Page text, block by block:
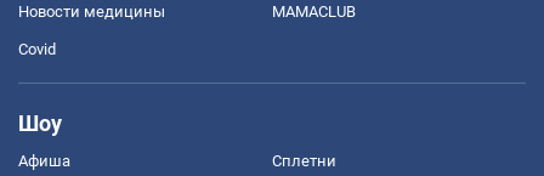
Новости медицины MAMACLUB
Covid
Шоу
Афиша Сплетни